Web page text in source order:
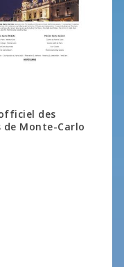
des
de Monte-Carlo